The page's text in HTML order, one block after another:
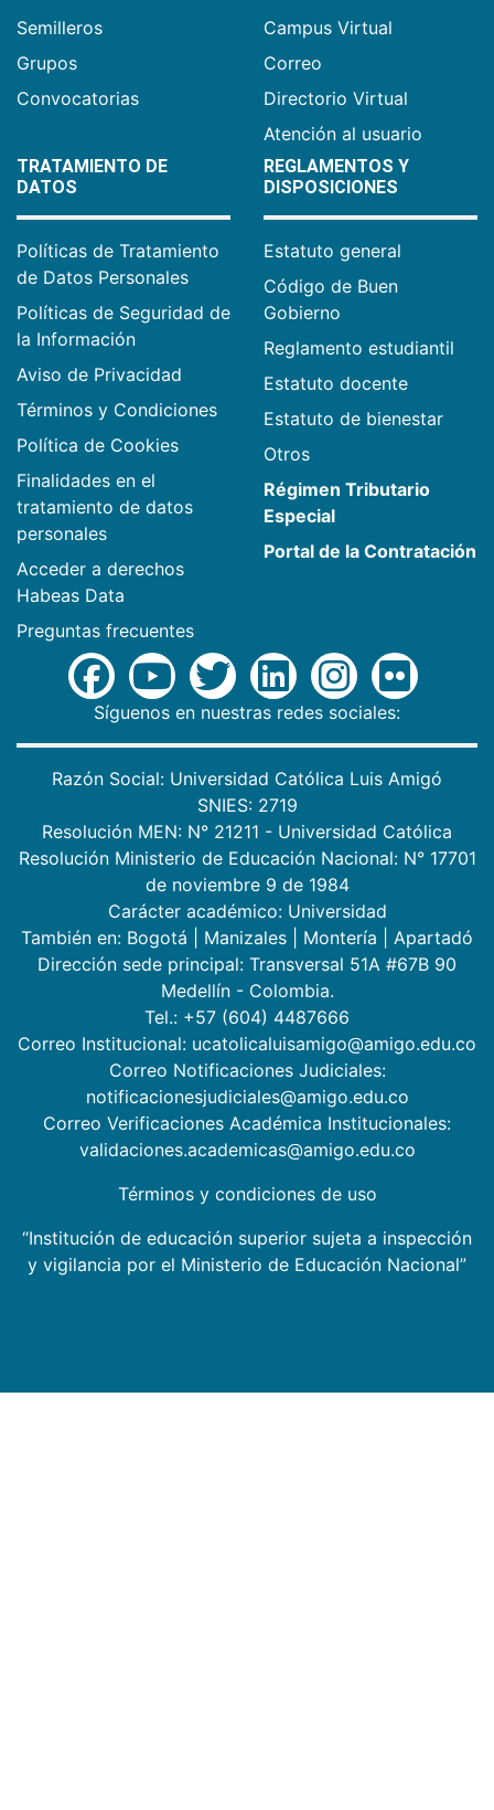
Semilleros
Grupos
Convocatorias
Campus Virtual
Correo
Directorio Virtual
Atención al usuario
TRATAMIENTO DE
DATOS
Políticas de Tratamiento
de Datos Personales
Políticas de Seguridad de
la Información
Aviso de Privacidad
Términos y Condiciones
Política de Cookies
Finalidades en el
tratamiento de datos
personales
Acceder a derechos
Habeas Data
Preguntas frecuentes
REGLAMENTOS Y
DISPOSICIONES
Estatuto general
Código de Buen
Gobierno
Reglamento estudiantil
Estatuto docente
Estatuto de bienestar
Otros
Régimen Tributario
Especial
Portal de la Contratación
Síguenos en nuestras redes sociales:
Razón Social: Universidad Católica Luis Amigó
SNIES: 2719
Resolución MEN: N° 21211 - Universidad Católica
Resolución Ministerio de Educación Nacional: N° 17701
de noviembre 9 de 1984
Carácter académico: Universidad
También en: Bogotá Manizales Montería
Apartadó
Dirección sede principal: Transversal 51A #67B 90
Medellín - Colombia.
Tel.: +57 (604) 4487666
Correo Institucional: ucatolicaluisamigo@amigo.edu.co
Correo Notificaciones Judiciales:
notificacionesjudiciales@amigo.edu.co
Correo Verificaciones Académica Institucionales:
validaciones.academicas@amigo.edu.co
Términos y condiciones de uso
“Institución de educación superior sujeta a inspección
y vigilancia por el Ministerio de Educación Nacional”